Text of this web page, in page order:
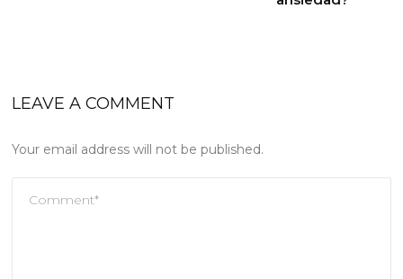
LEAVE A COMMENT
Your email address will not be published.